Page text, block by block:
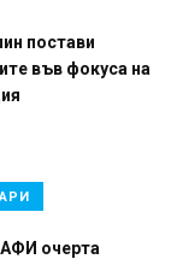
постави
във фокуса на
очерта